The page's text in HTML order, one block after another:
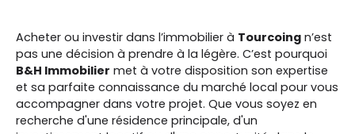
Acheter ou investir dans l’immobilier à Tourcoing n’est
pas une décision à prendre à la légère. C’est pourquoi
B&H Immobilier met à votre disposition son expertise
et sa parfaite connaissance du marché local pour vous
accompagner dans votre projet. Que vous soyez en
recherche d'une résidence principale, d'un